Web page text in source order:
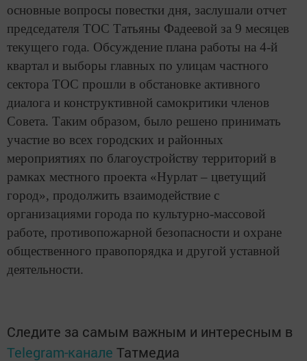
основные вопросы повестки дня, заслушали отчет
председателя ТОС Татьяны Фадеевой за 9 месяцев
текущего года. Обсуждение плана работы на 4-й
квартал и выборы главных по улицам частного
сектора ТОС прошли в обстановке активного
диалога и конструктивной самокритики членов
Совета. Таким образом, было решено принимать
участие во всех городских и районных
мероприятиях по благоустройству территорий в
рамках местного проекта «Нурлат – цветущий
город», продолжить взаимодействие с
организациями города по культурно-массовой
работе, противопожарной безопасности и охране
общественного правопорядка и другой уставной
деятельности.
Следите за самым важным и интересным в
Telegram-канале Татмедиа